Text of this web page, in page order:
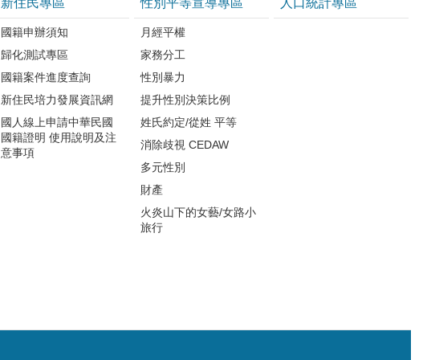
新住民專區
國籍申辦須知
歸化測試專區
國籍案件進度查詢
新住民培力發展資訊網
國人線上申請中華民國
國籍證明 使用說明及注
意事項
性別平等宣導專區
月經平權
家務分工
性別暴力
提升性別決策比例
姓氏約定/從姓 平等
消除歧視 CEDAW
多元性別
財產
火炎山下的女藝/女路小
旅行
人口統計專區